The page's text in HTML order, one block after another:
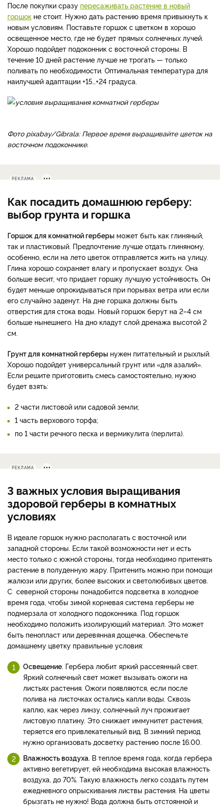
После покупки сразу пересаживать растение в новый
горшок не стоит. Нужно дать растению время привыкнуть к
новым условиям. Поставьте горшок с цветком в хорошо
освещенное место, где не будет прямых солнечных лучей.
Хорошо подойдет подоконник с восточной стороны. В
течение 10 дней растение лучше не трогать — только
поливать по необходимости. Оптимальная температура для
наилучшей адаптации +15…+24 градуса.
Фото pixabay/Gibrala: Первое время выращивайте цветок на
восточном подоконнике.
РЕКЛАМА
Как посадить домашнюю герберу:
выбор грунта и горшка
Горшок для комнатной герберы может быть как глиняный,
так и пластиковый. Предпочтение лучше отдать глиняному,
особенно, если на лето цветок отправляется жить на улицу.
Глина хорошо сохраняет влагу и пропускает воздух. Она
больше весит, что придает горшку лучшую устойчивость. Он
будет меньше опрокидываться при порывах ветра или если
его случайно заденут. На дне горшка должны быть
отверстия для стока воды. Новый горшок берут на 2–4 см
больше нынешнего. На дно кладут слой дренажа высотой 2
см.
Грунт для комнатной герберы нужен питательный и рыхлый.
Хорошо подойдет универсальный грунт или «для азалий».
Если решите приготовить смесь самостоятельно, нужно
будет взять:
2 части листовой или садовой земли;
1 часть верхового торфа;
по 1 части речного песка и вермикулита (перлита).
РЕКЛАМА
3 важных условия выращивания
здоровой герберы в комнатных
условиях
В идеале горшок нужно располагать с восточной или
западной стороны. Если такой возможности нет и есть
место только с южной стороны, тогда необходимо притенять
растение в полуденную жару. Притенить можно при помощи
жалюзи или других, более высоких и светолюбивых цветов.
С северной стороны понадобится подсветка в холодное
время года, чтобы зимой корневая система герберы не
подмерзала от холодного подоконника. Под горшок
необходимо положить изолирующий материал. Это может
быть пенопласт или деревянная дощечка. Обеспечьте
домашнему цветку правильные условия:
Освещение . Гербера любит яркий рассеянный свет.
Яркий солнечный свет может вызывать ожоги на
листьях растения. Ожоги появляются, если после
полива на листочках остались капли воды. Сквозь
каплю, как через линзу, солнечный луч прожигает
листовую платину. Это снижает иммунитет растения,
теряется его привлекательный вид. В зимний период
нужно организовать досветку растению после 16.00.
Влажность воздуха. В теплое время года, когда гербера
активно вегетирует, ей необходима высокая влажность
воздуха, до 70%. Такую влажность легко создать путем
ежедневного опрыскивания листвы растения. На цветы
брызгать не нужно! Вода должна быть отстоянной и